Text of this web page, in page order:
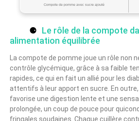
Compote de pomme avec sucre ajouté
Le rôle de la compote
alimentation équilibrée
La compote de pomme joue un rôle non
contrôle glycémique, grâce à sa faible
rapides, ce qui en fait un allié pour les
attentifs à leur apport en sucre. En
favorise une digestion lente et une
prolongée, un coup de pouce pour
fringales soudaines. Chaque cuillère